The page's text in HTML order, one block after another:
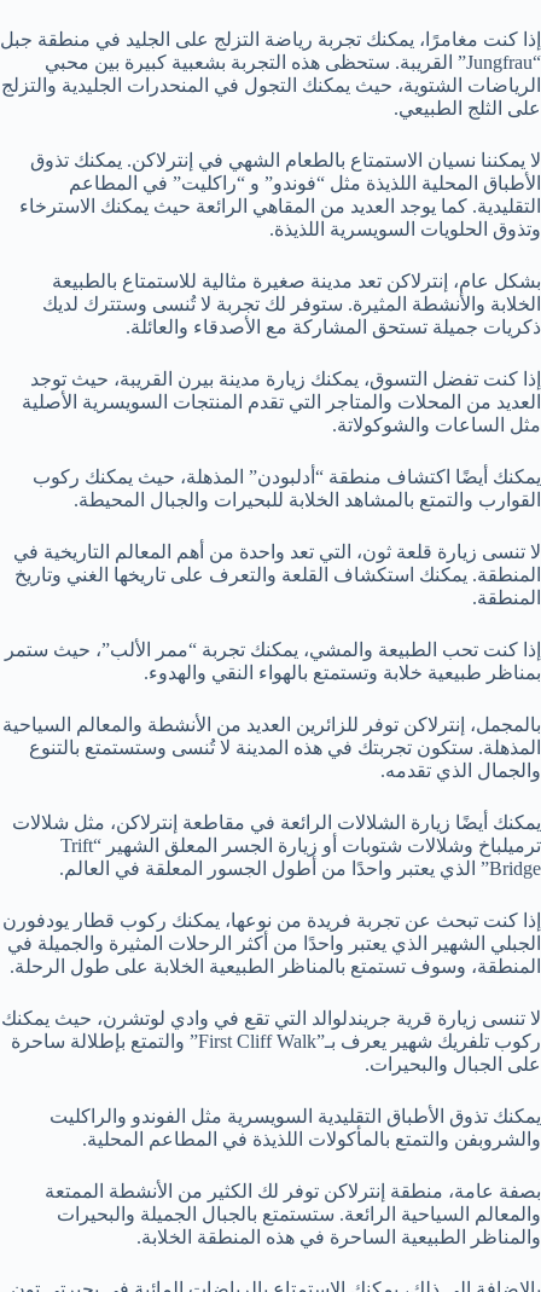
إذا كنت مغامرًا، يمكنك تجربة رياضة التزلج على الجليد في منطقة جبل
“Jungfrau” القريبة. ستحظى هذه التجربة بشعبية كبيرة بين محبي
الرياضات الشتوية، حيث يمكنك التجول في المنحدرات الجليدية والتزلج
على الثلج الطبيعي.
لا يمكننا نسيان الاستمتاع بالطعام الشهي في إنترلاكن. يمكنك تذوق
الأطباق المحلية اللذيذة مثل “فوندو” و “راكليت” في المطاعم
التقليدية. كما يوجد العديد من المقاهي الرائعة حيث يمكنك الاسترخاء
وتذوق الحلويات السويسرية اللذيذة.
بشكل عام، إنترلاكن تعد مدينة صغيرة مثالية للاستمتاع بالطبيعة
الخلابة والأنشطة المثيرة. ستوفر لك تجربة لا تُنسى وستترك لديك
ذكريات جميلة تستحق المشاركة مع الأصدقاء والعائلة.
إذا كنت تفضل التسوق، يمكنك زيارة مدينة بيرن القريبة، حيث توجد
العديد من المحلات والمتاجر التي تقدم المنتجات السويسرية الأصلية
مثل الساعات والشوكولاتة.
يمكنك أيضًا اكتشاف منطقة “أدلبودن” المذهلة، حيث يمكنك ركوب
القوارب والتمتع بالمشاهد الخلابة للبحيرات والجبال المحيطة.
لا تنسى زيارة قلعة ثون، التي تعد واحدة من أهم المعالم التاريخية في
المنطقة. يمكنك استكشاف القلعة والتعرف على تاريخها الغني وتاريخ
المنطقة.
إذا كنت تحب الطبيعة والمشي، يمكنك تجربة “ممر الألب”، حيث ستمر
بمناظر طبيعية خلابة وتستمتع بالهواء النقي والهدوء.
بالمجمل، إنترلاكن توفر للزائرين العديد من الأنشطة والمعالم السياحية
المذهلة. ستكون تجربتك في هذه المدينة لا تُنسى وستستمتع بالتنوع
والجمال الذي تقدمه.
يمكنك أيضًا زيارة الشلالات الرائعة في مقاطعة إنترلاكن، مثل شلالات
ترميلباخ وشلالات شتوبات أو زيارة الجسر المعلق الشهير “Trift
Bridge” الذي يعتبر واحدًا من أطول الجسور المعلقة في العالم.
إذا كنت تبحث عن تجربة فريدة من نوعها، يمكنك ركوب قطار يودفورن
الجبلي الشهير الذي يعتبر واحدًا من أكثر الرحلات المثيرة والجميلة في
المنطقة، وسوف تستمتع بالمناظر الطبيعية الخلابة على طول الرحلة.
لا تنسى زيارة قرية جريندلوالد التي تقع في وادي لوتشرن، حيث يمكنك
ركوب تلفريك شهير يعرف بـ”First Cliff Walk” والتمتع بإطلالة ساحرة
على الجبال والبحيرات.
يمكنك تذوق الأطباق التقليدية السويسرية مثل الفوندو والراكليت
والشروبفن والتمتع بالمأكولات اللذيذة في المطاعم المحلية.
بصفة عامة، منطقة إنترلاكن توفر لك الكثير من الأنشطة الممتعة
والمعالم السياحية الرائعة. ستستمتع بالجبال الجميلة والبحيرات
والمناظر الطبيعية الساحرة في هذه المنطقة الخلابة.